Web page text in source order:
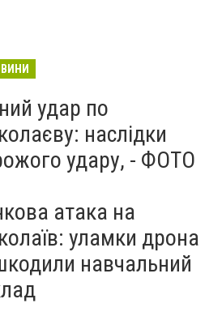
удар по
наслідки
удару, - ФОТО
атака на
уламки дрона
навчальний